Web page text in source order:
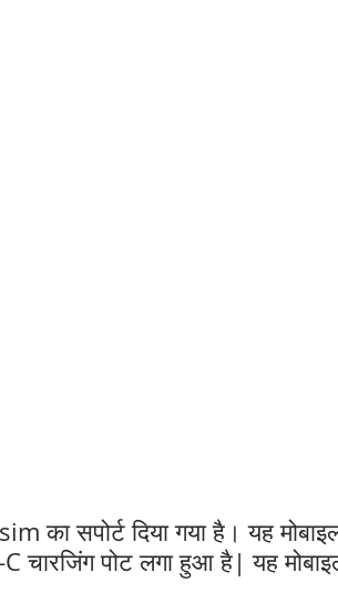
का सपोर्ट दिया गया है। यह
चारजिंग पोट लगा हुआ है| यह